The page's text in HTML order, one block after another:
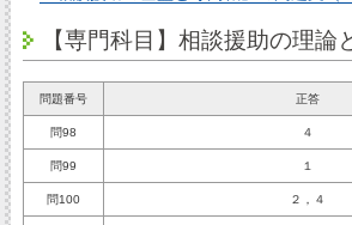
【専門科目】相談援助の理論
問題番号 正答
問98 ４
問99 １
問100 ２，４